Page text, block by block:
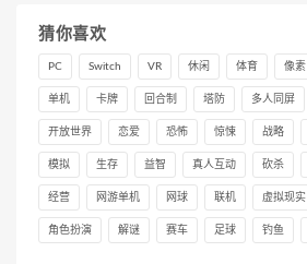
猜你喜欢
PC Switch VR 休闲 体育 像素
单机 卡牌 回合制 塔防 多人同屏
开放世界 恋爱 恐怖 惊悚 战略
模拟 生存 益智 真人互动 砍杀
经营 网游单机 网球 联机 虚拟现实
角色扮演 解谜 赛车 足球 钓鱼